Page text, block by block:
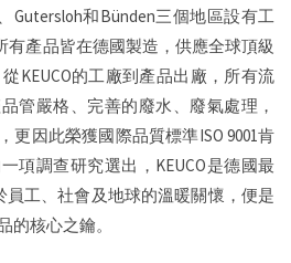
Gutersloh和Bünden三個地區設有工
有產品皆在德國製造，供應全球頂級
從KEUCO的工廠到產品出廠，所有流
管嚴格、完善的廢水、廢氣處理，
更因此榮獲國際品質標準ISO 9001肯
項調查研究選出，KEUCO是德國最
員工、社會及地球的溫暖關懷，便是
的核心之鑰。